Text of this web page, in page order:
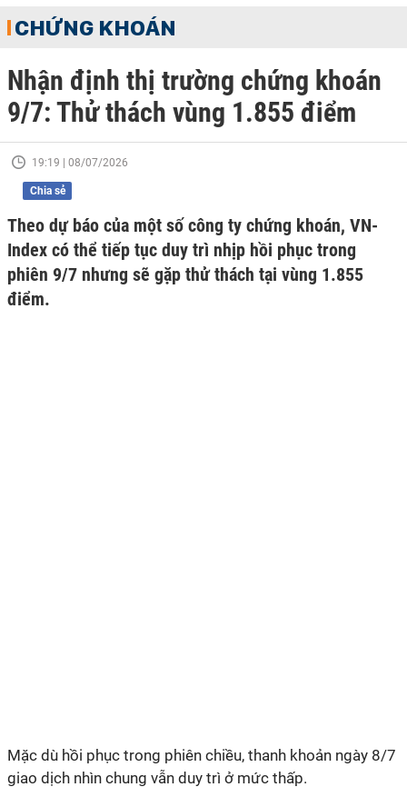
CHỨNG KHOÁN
Nhận định thị trường chứng khoán
9/7: Thử thách vùng 1.855 điểm
19:19 | 08/07/2026
Chia sẻ
Theo dự báo của một số công ty chứng khoán, VN-
Index có thể tiếp tục duy trì nhịp hồi phục trong
phiên 9/7 nhưng sẽ gặp thử thách tại vùng 1.855
điểm.
Mặc dù hồi phục trong phiên chiều, thanh khoản ngày 8/7
giao dịch nhìn chung vẫn duy trì ở mức thấp.